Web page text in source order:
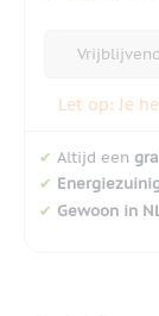
Let op: Je
✔ Altijd een
✔
✔ Gewoon in